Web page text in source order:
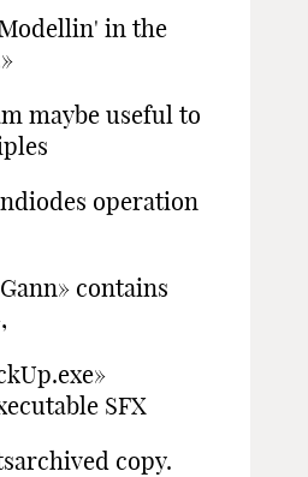
in the
maybe useful to
operation
contains
SFX
copy.